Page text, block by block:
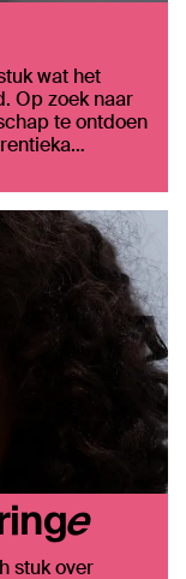
wat het
Op zoek naar
te ontdoen
stuk over